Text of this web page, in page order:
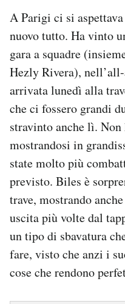
A Parigi ci si
nuovo tutto. Ha vinto
gara a squadre
Hezly Rivera),
arrivata lunedì alla
che ci fossero grandi
stravinto anche lì. Non
mostrandosi in
state molto più
previsto. Biles è
trave, mostrando
uscita più volte dal
un tipo di sbavatura
fare, visto che anzi i
cose che rendono